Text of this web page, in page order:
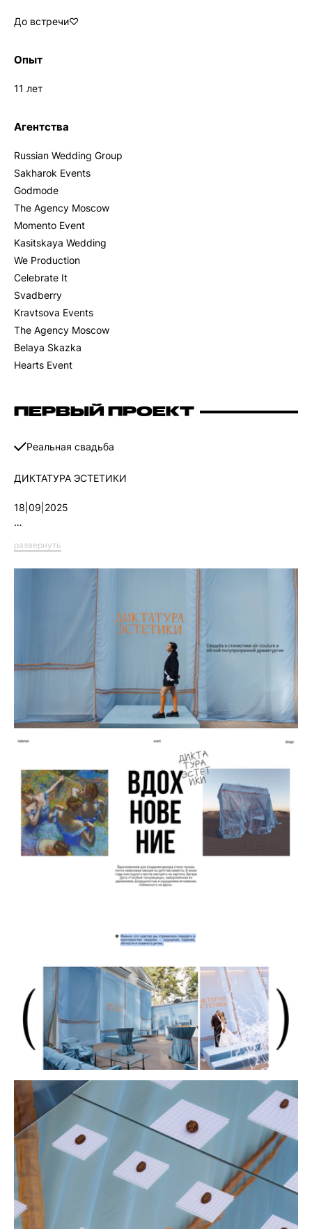
До встречи♡
Опыт
11 лет
Агентства
Russian Wedding Group
Sakharok Events
Godmode
The Agency Moscow
Momento Event
Kasitskaya Wedding
We Production
Celebrate It
Svadberry
Kravtsova Events
The Agency Moscow
Belaya Skazka
Hearts Event
ПЕРВЫЙ ПРОЕКТ
Реальная свадьба
ДИКТАТУРА ЭСТЕТИКИ
18|09|2025
развернуть